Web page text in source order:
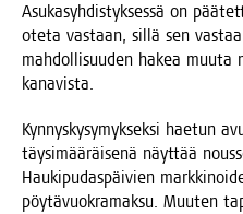
Asu­ka­syh­dis­tyk­ses­sä on
ote­ta vas­taan, sil­lä sen
mah­dol­li­suu­den hakea muu­ta
kanavista.
Kyn­nys­ky­sy­myk­sek­si hae­tun
täy­si­mää­räi­se­nä näyt­tää
Hau­ki­pu­das­päi­vien
pöy­tä­vuo­kra­mak­su. Muu­ten